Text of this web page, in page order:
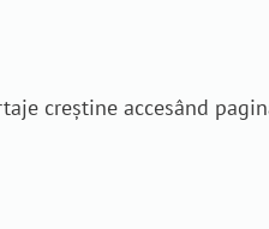
creștine accesând